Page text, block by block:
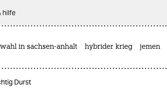
hilfe
in sachsen-anhalt hybrider krieg jemen
Durst